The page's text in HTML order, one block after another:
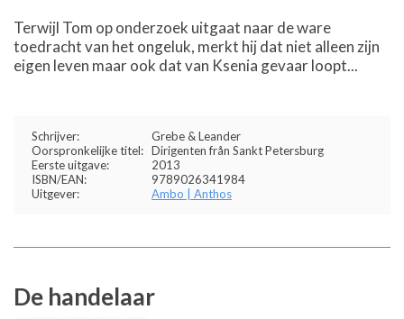
Terwijl Tom op onderzoek uitgaat naar de ware
toedracht van het ongeluk, merkt hij dat niet alleen zijn
eigen leven maar ook dat van Ksenia gevaar loopt...
Schrijver:
Grebe & Leander
Oorspronkelijke titel: Dirigenten från Sankt Petersburg
Eerste uitgave:
2013
ISBN/EAN:
9789026341984
Uitgever:
Ambo | Anthos
De handelaar